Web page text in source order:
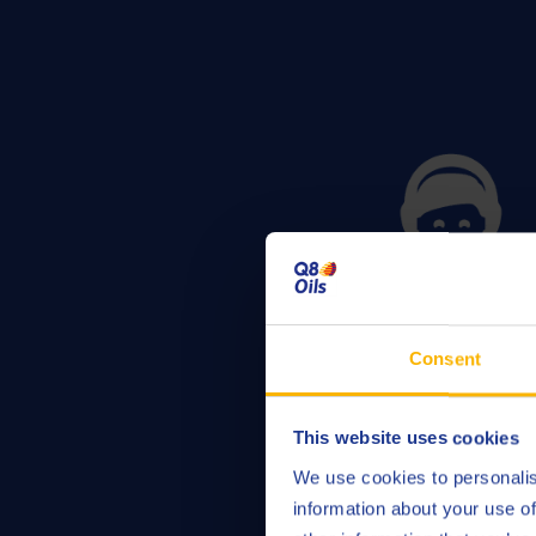
Consent
This website uses cookies
We use cookies to
information about your use
Palub